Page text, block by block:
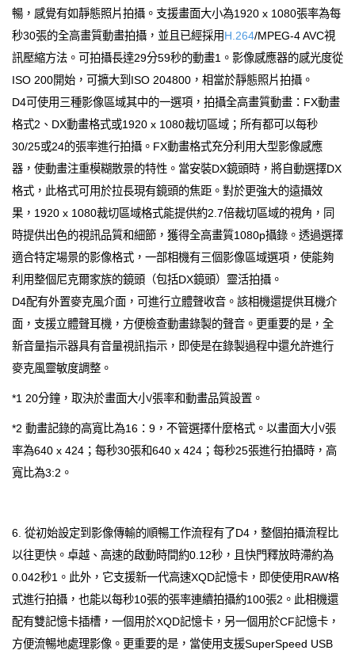
暢，感覺有如靜態照片拍攝。支援畫面大小為1920 x 1080張率為每
秒30張的全高畫質動畫拍攝，並且已經採用H.264/MPEG-4 AVC視
訊壓縮方法。可拍攝長達29分59秒的動畫1。影像感應器的感光度從
ISO 200開始，可擴大到ISO 204800，相當於靜態照片拍攝。
D4可使用三種影像區域其中的一選項，拍攝全高畫質動畫：FX動畫
格式2、DX動畫格式或1920 x 1080裁切區域；所有都可以每秒
30/25或24的張率進行拍攝。FX動畫格式充分利用大型影像感應
器，使動畫注重模糊散景的特性。當安裝DX鏡頭時，將自動選擇DX
格式，此格式可用於拉長現有鏡頭的焦距。對於更強大的遠攝效
果，1920 x 1080裁切區域格式能提供約2.7倍裁切區域的視角，同
時提供出色的視訊品質和細節，獲得全高畫質1080p攝錄。透過選擇
適合特定場景的影像格式，一部相機有三個影像區域選項，使能夠
利用整個尼克爾家族的鏡頭（包括DX鏡頭）靈活拍攝。
D4配有外置麥克風介面，可進行立體聲收音。該相機還提供耳機介
面，支援立體聲耳機，方便檢查動畫錄製的聲音。更重要的是，全
新音量指示器具有音量視訊指示，即使是在錄製過程中還允許進行
麥克風靈敏度調整。
*1 20分鐘，取決於畫面大小/張率和動畫品質設置。
*2 動畫記錄的高寬比為16：9，不管選擇什麼格式。以畫面大小/張
率為640 x 424；每秒30張和640 x 424；每秒25張進行拍攝時，高
寬比為3:2。
6. 從初始設定到影像傳輸的順暢工作流程有了D4，整個拍攝流程比
以往更快。卓越、高速的啟動時間約0.12秒，且快門釋放時滯約為
0.042秒1。此外，它支援新一代高速XQD記憶卡，即使使用RAW格
式進行拍攝，也能以每秒10張的張率連續拍攝約100張2。此相機還
配有雙記憶卡插槽，一個用於XQD記憶卡，另一個用於CF記憶卡，
方便流暢地處理影像。更重要的是，當使用支援SuperSpeed USB